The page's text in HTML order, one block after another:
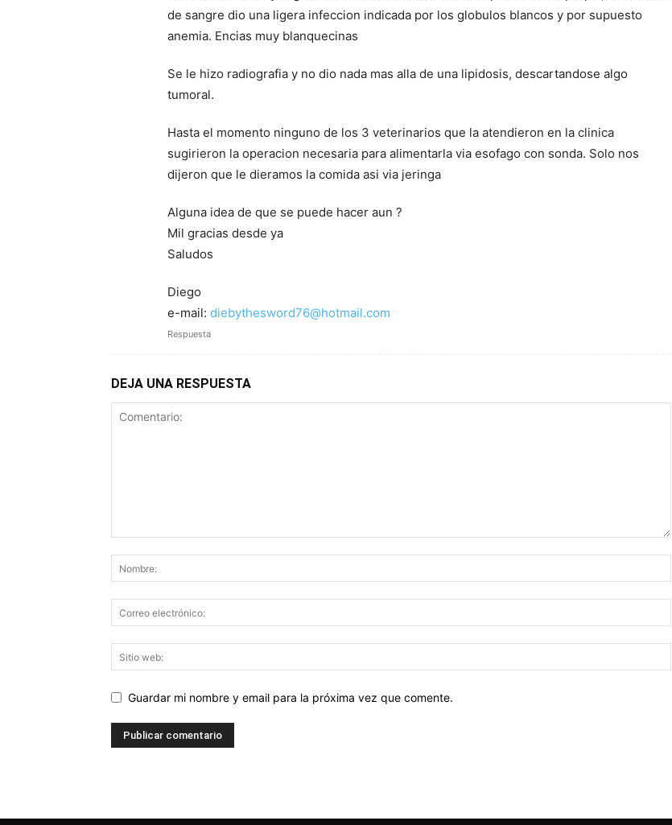
de sangre dio una ligera infeccion indicada por los globulos blancos y por supuesto
anemia. Encias muy blanquecinas
Se le hizo radiografia y no dio nada mas alla de una lipidosis, descartandose algo
tumoral.
Hasta el momento ninguno de los 3 veterinarios que la atendieron en la clinica
sugirieron la operacion necesaria para alimentarla via esofago con sonda. Solo nos
dijeron que le dieramos la comida asi via jeringa
Alguna idea de que se puede hacer aun ?
Mil gracias desde ya
Saludos
Diego
e-mail: diebythesword76@hotmail.com
Respuesta
DEJA UNA RESPUESTA
Guardar mi nombre y email para la próxima vez que comente.